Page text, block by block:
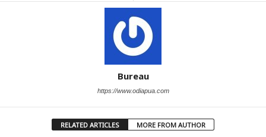
Bureau
https://www.odiapua.com
RELATED ARTICLES MORE FROM AUTHOR